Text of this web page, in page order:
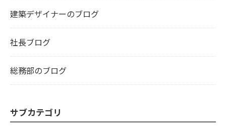
建築デザイナーのブログ
社長ブログ
総務部のブログ
サブカテゴリ